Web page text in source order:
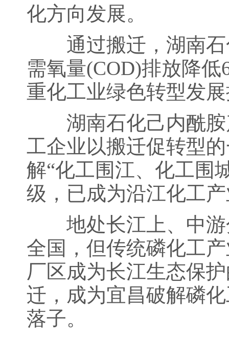
化方向发展。
通过搬迁，湖南石
需氧量(COD)排放降
重化工业绿色转型发
湖南石化己内酰胺
工企业以搬迁促转型
解“化工围江、化工围
级，已成为沿江化工
地处长江上、中游
全国，但传统磷化工
厂区成为长江生态保
迁，成为宜昌破解磷
落子。